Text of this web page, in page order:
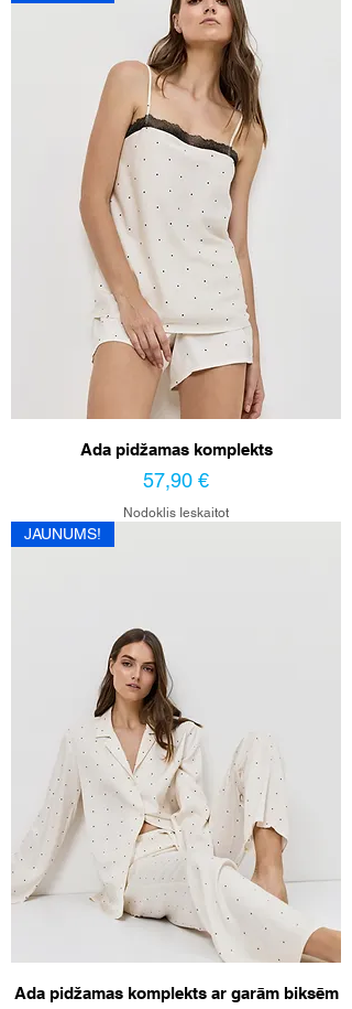
Ada pidžamas komplekts
Cena
57,90 €
Nodoklis Ieskaitot
JAUNUMS!
Ada pidžamas komplekts ar garām biksēm